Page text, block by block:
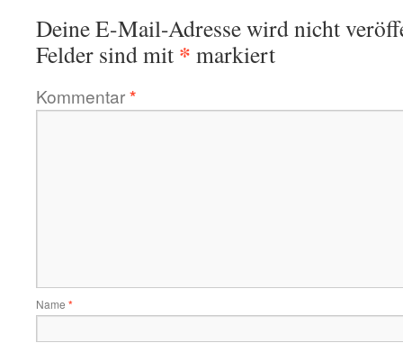
Deine E-Mail-Adresse wird nicht
Felder sind mit * markiert
Kommentar*
Name *